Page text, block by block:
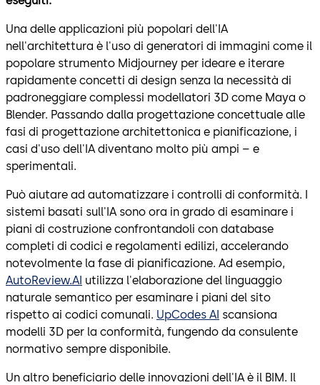
Una delle applicazioni più popolari dell'IA
nell'architettura è l'uso di generatori di immagini come il
popolare strumento Midjourney per ideare e iterare
rapidamente concetti di design senza la necessità di
padroneggiare complessi modellatori 3D come Maya o
Blender. Passando dalla progettazione concettuale alle
fasi di progettazione architettonica e pianificazione, i
casi d'uso dell'IA diventano molto più ampi – e
sperimentali.
Può aiutare ad automatizzare i controlli di conformità. I
sistemi basati sull'IA sono ora in grado di esaminare i
piani di costruzione confrontandoli con database
completi di codici e regolamenti edilizi, accelerando
notevolmente la fase di pianificazione. Ad esempio,
AutoReview.AI utilizza l'elaborazione del linguaggio
naturale semantico per esaminare i piani del sito
rispetto ai codici comunali. UpCodes AI scansiona
modelli 3D per la conformità, fungendo da consulente
normativo sempre disponibile.
Un altro beneficiario delle innovazioni dell'IA è il BIM. Il